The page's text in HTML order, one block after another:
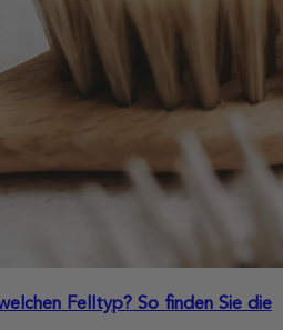
Felltyp? So finden Sie die